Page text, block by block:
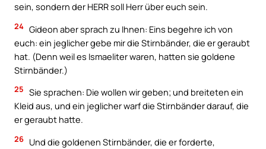
sein, sondern der HERR soll Herr über euch sein.
24 Gideon aber sprach zu Ihnen: Eins begehre ich von
euch: ein jeglicher gebe mir die Stirnbänder, die er geraubt
hat. (Denn weil es Ismaeliter waren, hatten sie goldene
Stirnbänder.)
25 Sie sprachen: Die wollen wir geben; und breiteten ein
Kleid aus, und ein jeglicher warf die Stirnbänder darauf, die
er geraubt hatte.
26 Und die goldenen Stirnbänder, die er forderte,